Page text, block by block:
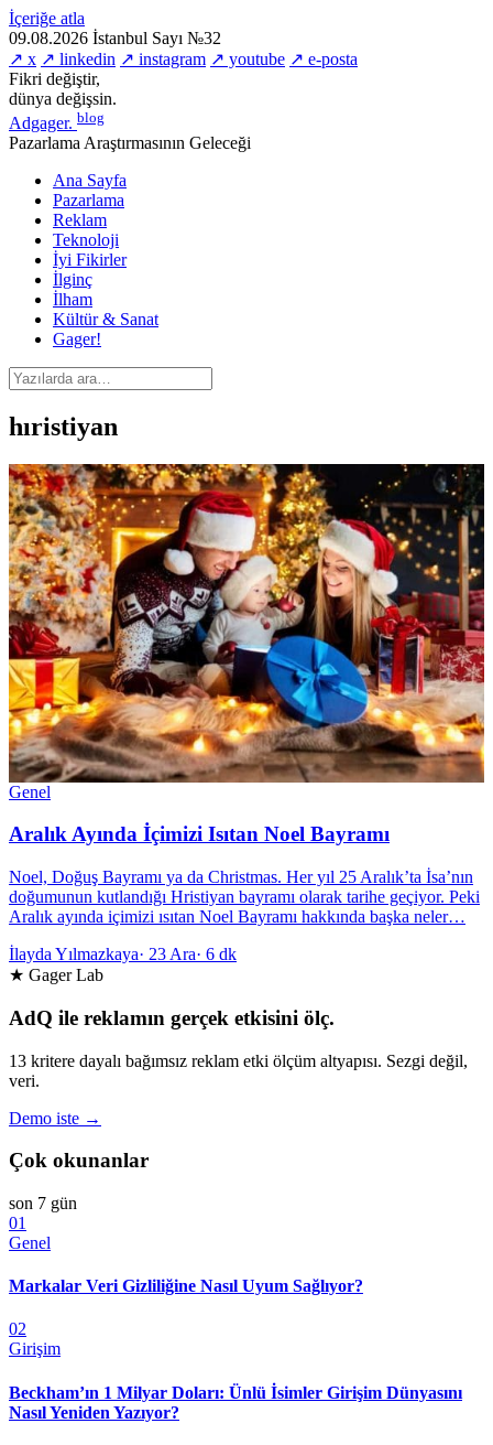
İçeriğe atla
09.08.2026 İstanbul Sayı №32
↗ x ↗ linkedin ↗ instagram ↗ youtube ↗ e-posta
Fikri değiştir,
dünya değişsin.
Adgager. blog
Pazarlama Araştırmasının Geleceği
Ana Sayfa
Pazarlama
Reklam
Teknoloji
İyi Fikirler
İlginç
İlham
Kültür & Sanat
Gager!
hıristiyan
Genel
Aralık Ayında İçimizi Isıtan Noel Bayramı
Noel, Doğuş Bayramı ya da Christmas. Her yıl 25 Aralık’ta İsa’nın
doğumunun kutlandığı Hristiyan bayramı olarak tarihe geçiyor. Peki
Aralık ayında içimizi ısıtan Noel Bayramı hakkında başka neler…
İlayda Yılmazkaya· 23 Ara· 6 dk
★ Gager Lab
AdQ ile reklamın gerçek etkisini ölç.
13 kritere dayalı bağımsız reklam etki ölçüm altyapısı. Sezgi değil,
veri.
Demo iste →
Çok okunanlar
son 7 gün
01
Genel
Markalar Veri Gizliliğine Nasıl Uyum Sağlıyor?
02
Girişim
Beckham’ın 1 Milyar Doları: Ünlü İsimler Girişim Dünyasını
Nasıl Yeniden Yazıyor?